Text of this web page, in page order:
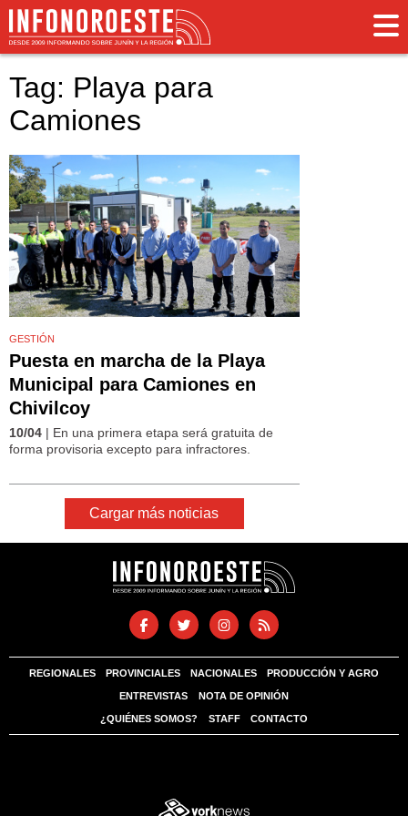
Tag: Playa para
Camiones
GESTIÓN
Puesta en marcha de la Playa
Municipal para Camiones en
Chivilcoy
10/04 | En una primera etapa será gratuita de
forma provisoria excepto para infractores.
Cargar más noticias
REGIONALES PROVINCIALES NACIONALES PRODUCCIÓN Y AGRO
ENTREVISTAS NOTA DE OPINIÓN
¿QUIÉNES SOMOS? STAFF CONTACTO